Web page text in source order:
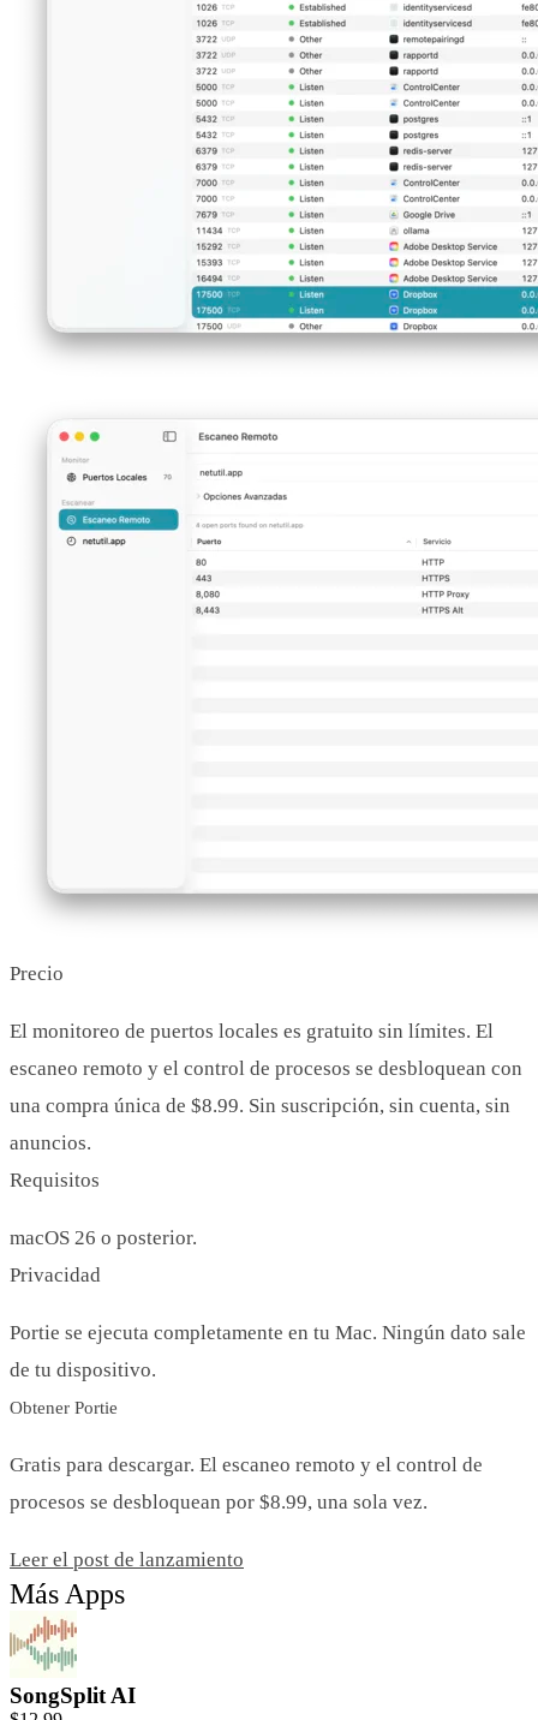
Precio
El monitoreo de puertos locales es gratuito sin límites. El
escaneo remoto y el control de procesos se desbloquean con
una compra única de $8.99. Sin suscripción, sin cuenta, sin
anuncios.
Requisitos
macOS 26 o posterior.
Privacidad
Portie se ejecuta completamente en tu Mac. Ningún dato sale
de tu dispositivo.
Obtener Portie
Gratis para descargar. El escaneo remoto y el control de
procesos se desbloquean por $8.99, una sola vez.
Leer el post de lanzamiento
Más Apps
SongSplit AI